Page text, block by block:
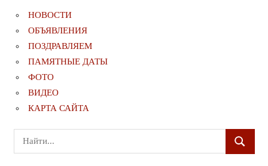
НОВОСТИ
ОБЪЯВЛЕНИЯ
ПОЗДРАВЛЯЕМ
ПАМЯТНЫЕ ДАТЫ
ФОТО
ВИДЕО
КАРТА САЙТА
Поиск
для:
ПОИСК